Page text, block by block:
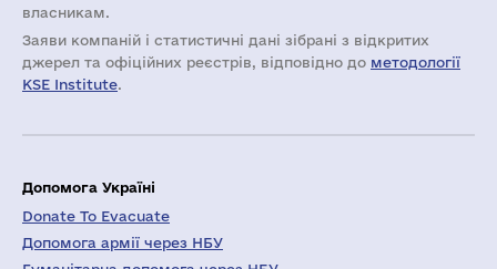
власникам.
Заяви компаній i статистичні дані зібрані з відкритих
джерел та офіційних реєстрів, відповідно до методології
KSE Institute.
Допомога Україні
Donate To Evacuate
Допомога армії через НБУ